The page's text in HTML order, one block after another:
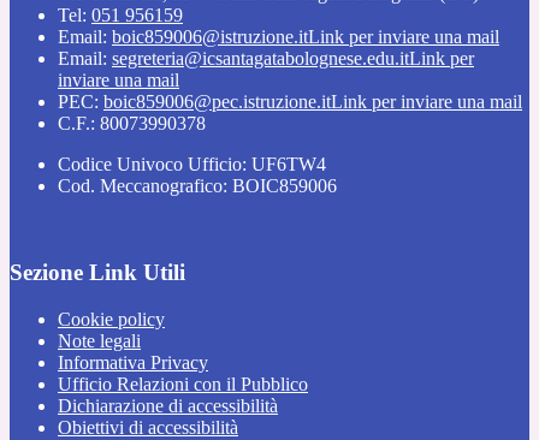
Tel: 051 956159
Email: boic859006@istruzione.itLink per inviare una mail
Email: segreteria@icsantagatabolognese.edu.itLink per
inviare una mail
PEC: boic859006@pec.istruzione.itLink per inviare una mail
C.F.: 80073990378
Codice Univoco Ufficio: UF6TW4
Cod. Meccanografico: BOIC859006
Sezione Link Utili
Cookie policy
Note legali
Informativa Privacy
Ufficio Relazioni con il Pubblico
Dichiarazione di accessibilità
Obiettivi di accessibilità